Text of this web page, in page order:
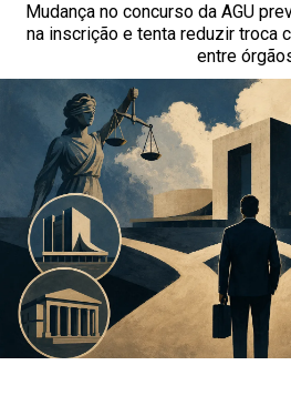
Mudança no concurso da AGU
na inscrição e tenta reduzir troca
entre